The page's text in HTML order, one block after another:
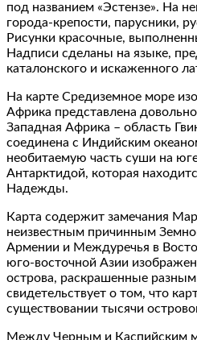
под названием «Эстензе». На
города-крепости, парусники,
Рисунки красочные,
Надписи сделаны на языке,
каталонского и искаженного
На карте Средиземное море
Африка представлена
Западная Африка – область
соединена с Индийским
необитаемую часть суши на
Антарктидой, которая
Надежды.
Карта содержит замечания
неизвестным причинным
Армении и Междуречья в
юго-восточной Азии
острова, раскрашенные
свидетельствует о том, что
существовании тысячи
Между Черным и Каспийским